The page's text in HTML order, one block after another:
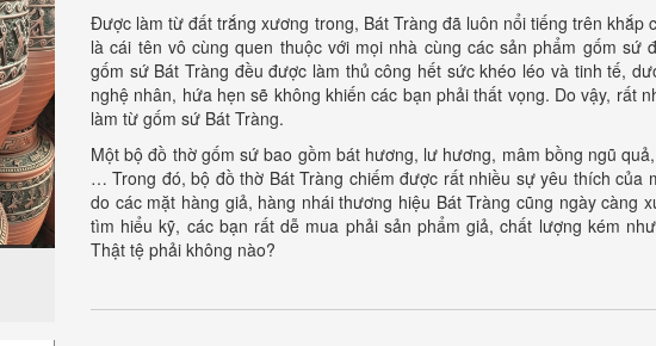
Được làm từ đất trắng xương trong, Bát Tràng đã luôn nổi tiếng trên
là cái tên vô cùng quen thuộc với mọi nhà cùng các sản phẩm gốm sứ
gốm sứ Bát Tràng đều được làm thủ công hết sức khéo léo và tinh tế,
nghệ nhân, hứa hẹn sẽ không khiến các bạn phải thất vọng. Do vậy, rất
làm từ gốm sứ Bát Tràng.
Một bộ đồ thờ gốm sứ bao gồm bát hương, lư hương, mâm bồng ngũ
… Trong đó, bộ đồ thờ Bát Tràng chiếm được rất nhiều sự yêu thích
do các mặt hàng giả, hàng nhái thương hiệu Bát Tràng cũng ngày càng
tìm hiểu kỹ, các bạn rất dễ mua phải sản phẩm giả, chất lượng kém
Thật tệ phải không nào?